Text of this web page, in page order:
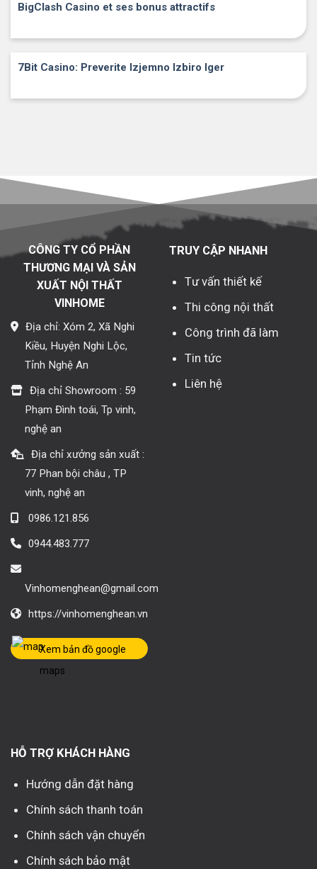
BigClash Casino et ses bonus attractifs
7Bit Casino: Preverite Izjemno Izbiro Iger
CÔNG TY CỔ PHẦN
THƯƠNG MẠI VÀ SẢN
XUẤT NỘI THẤT
VINHOME
Địa chỉ: Xóm 2, Xã Nghi
Kiều, Huyện Nghi Lộc,
Tỉnh Nghệ An
Địa chỉ Showroom : 59
Phạm Đình toái, Tp vinh,
nghệ an
Địa chỉ xưởng sản xuất :
77 Phan bội châu , TP
vinh, nghệ an
0986.121.856
0944.483.777
Vinhomenghean@gmail.com
https://vinhomenghean.vn
Xem bản đồ google
maps
TRUY CẬP NHANH
Tư vấn thiết kế
Thi công nội thất
Công trình đã làm
Tin tức
Liên hệ
HỖ TRỢ KHÁCH HÀNG
Hướng dẫn đặt hàng
Chính sách thanh toán
Chính sách vận chuyển
Chính sách bảo mật